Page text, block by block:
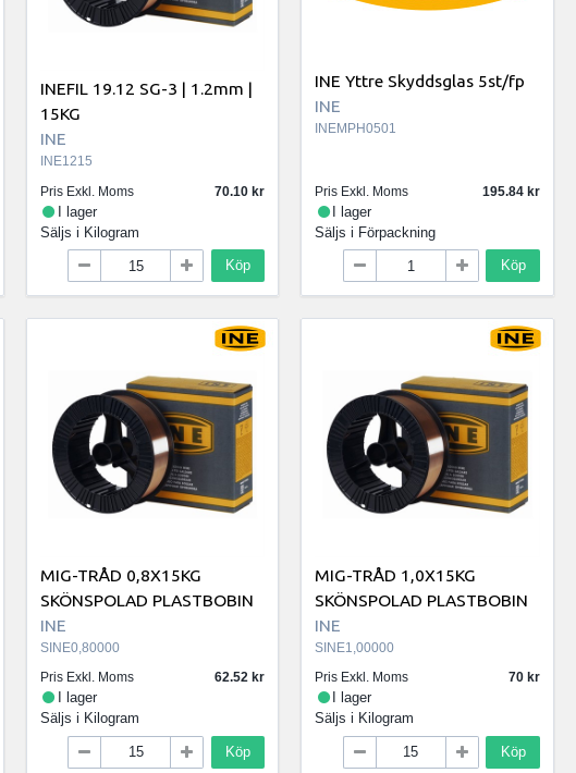
INEFIL 19.12 SG-3 | 1.2mm |
15KG
INE
INE1215
Pris Exkl. Moms
70.10
I lager
Säljs i Kilogram
Köp
INE Yttre Skyddsglas 5st/fp
INE
INEMPH0501
Pris Exkl. Moms 195.84
I lager
Säljs i Förpackning
Köp
MIG-TRÅD 0,8X15KG
SKÖNSPOLAD PLASTBOBIN
INE
SINE0,80000
Pris Exkl. Moms
62.52
I lager
Säljs i Kilogram
Köp
MIG-TRÅD 1,0X15KG
SKÖNSPOLAD PLASTBOBIN
INE
SINE1,00000
Pris Exkl. Moms
70
I lager
Säljs i Kilogram
Köp